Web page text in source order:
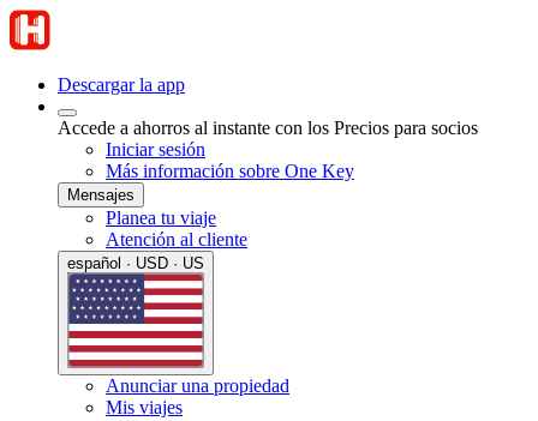
Descargar la app
Accede a ahorros al instante con los Precios para socios
Iniciar sesión
Más información sobre One Key
Mensajes
Planea tu viaje
Atención al cliente
español · USD · US
Anunciar una propiedad
Mis viajes